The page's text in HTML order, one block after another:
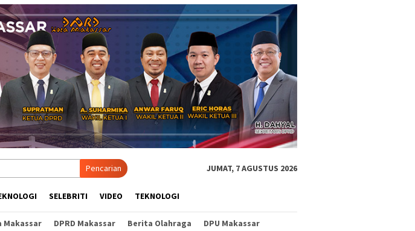
Pencarian JUMAT, 7 AGUSTUS 2026
SELEBRITI VIDEO TEKNOLOGI
Makassar DPRD Makassar Berita Olahraga DPU Makassar